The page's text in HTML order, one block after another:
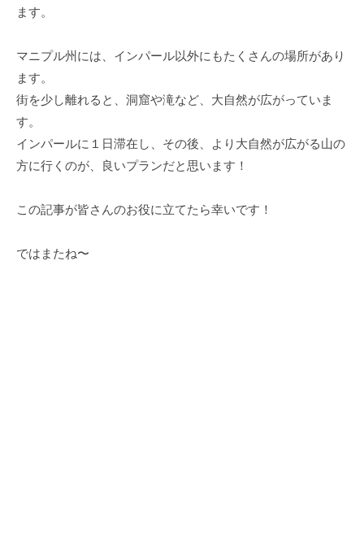
ます。
マニプル州には、インパール以外にもたくさんの場所があり
ます。
街を少し離れると、洞窟や滝など、大自然が広がっていま
す。
インパールに１日滞在し、その後、より大自然が広がる山の
方に行くのが、良いプランだと思います！
この記事が皆さんのお役に立てたら幸いです！
ではまたね〜